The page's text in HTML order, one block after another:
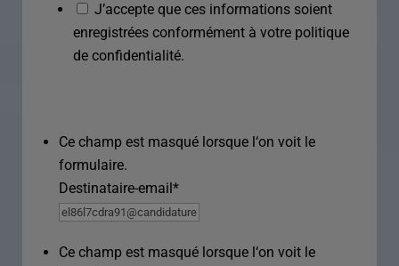
J’accepte que ces informations soient
enregistrées conformément à votre politique
de confidentialité.
Ce champ est masqué lorsque l‘on voit le
formulaire.
Destinataire-email*
Ce champ est masqué lorsque l‘on voit le